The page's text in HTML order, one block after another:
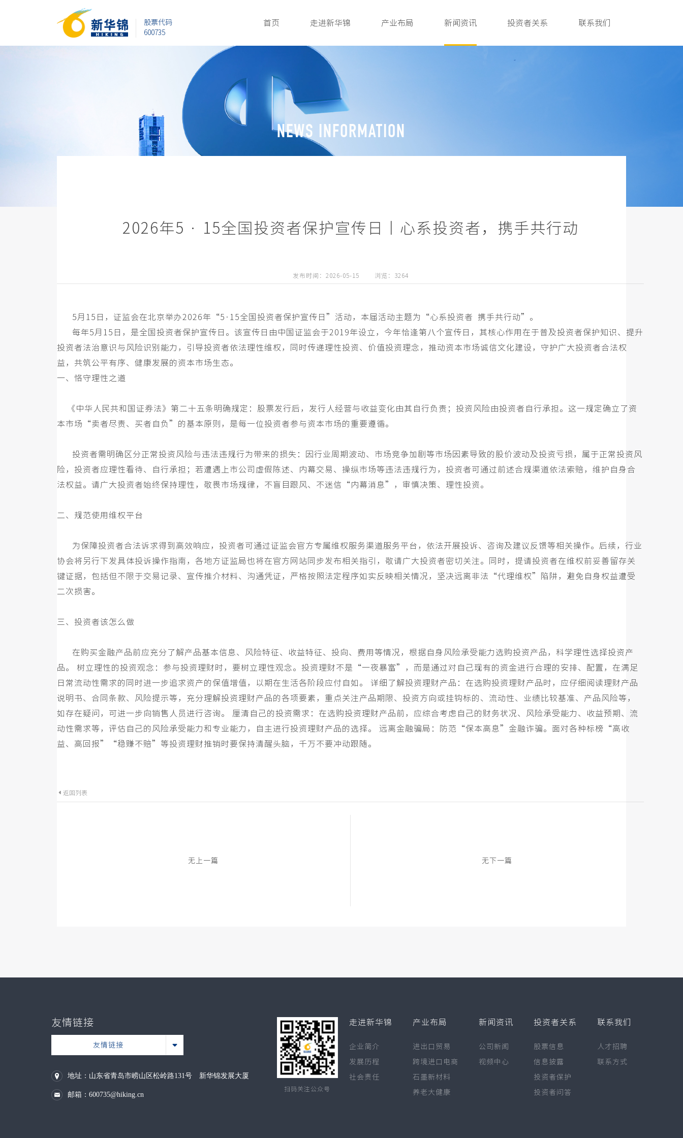
股票代码
600735
首页 走进新华锦 产业布局 新闻资讯 投资者关系 联系我们
NEWS INFORMATION
2026年5 · 15全国投资者保护宣传日丨心系投资者，携手共行动
发布时间：2026-05-15 浏览：3264
5月15日，证监会在北京举办2026年“5·15全国投资者保护宣传日”活动，本届活动主题为“心系投资者 携手共行动”。
每年5月15日，是全国投资者保护宣传日。该宣传日由中国证监会于2019年设立，今年恰逢第八个宣传日，其核心作用在于普及投资者保护知识、提升
投资者法治意识与风险识别能力，引导投资者依法理性维权，同时传递理性投资、价值投资理念，推动资本市场诚信文化建设，守护广大投资者合法权
益，共筑公平有序、健康发展的资本市场生态。
一、恪守理性之道
《中华人民共和国证券法》第二十五条明确规定：股票发行后，发行人经营与收益变化由其自行负责；投资风险由投资者自行承担。这一规定确立了资
本市场
“卖者尽责、买者自负 ” 的基本原则，是每一位投资者参与资本市场的重要遵循。
投资者需明确区分正常投资风险与违法违规行为带来的损失：因行业周期波动、市场竞争加剧等市场因素导致的股价波动及投资亏损，属于正常投资风
险，投资者应理性看待、自行承担；若遭遇上市公司虚假陈述、内幕交易、操纵市场等违法违规行为，投资者可通过前述合规渠道依法索赔，维护自身合
法权益。请广大投资者始终保持理性，敬畏市场规律，不盲目跟风、不迷信
“内幕消息 ” ，审慎决策、理性投资。
二、 规范使用维权平台
为保障投资者合法诉求得到高效响应，投资者可通过证监会官方专属维权服务渠道服务平台，依法开展投诉、咨询及建议反馈等相关操作。后续，行业
协会将另行下发具体投诉操作指南，各地方证监局也将在官方网站同步发布相关指引，敬请广大投资者密切关注。同时，提请投资者在维权前妥善留存关
键证据，包括但不限于交易记录、宣传推介材料、沟通凭证，严格按照法定程序如实反映相关情况，坚决远离非法
“代理维权”陷阱，避免自身权益遭受
二次损害。
三、投资者该怎么做
在购买金融产品前应充分了解产品基本信息、风险特征、收益特征、投向、费用等情况，根据自身风险承受能力选购投资产品，科学理性选择投资产
品。
树立理性的投资观念：参与投资理财时，要树立理性观念。投资理财不是 “一夜暴富”
，而是通过对自己现有的资金进行合理的安排、配置，在满足
日常流动性需求的同时进一步追求资产的保值增值，以期在生活各阶段应付自如。 详细了解投资理财产品：在选购投资理财产品时，应仔细阅读理财产品
说明书、合同条款、风险提示等，充分理解投资理财产品的各项要素，重点关注产品期限、投资方向或挂钩标的、流动性、业绩比较基准、产品风险等，
如存在疑问，可进一步向销售人员进行咨询。 厘清自己的投资需求：在选购投资理财产品前，应综合考虑自己的财务状况、风险承受能力、收益预期、流
动性需求等，评估自己的风险承受能力和专业能力，自主进行投资理财产品的选择。 远离金融骗局：防范
“保本高息 ” 金融诈骗。面对各种标榜 “高收
益、高回报”“稳赚不赔” 等投资理财推销时要保持清醒头脑，千万不要冲动跟随。
返回列表
无上一篇 无下一篇
友情链接
友情链接
地址：山东省青岛市崂山区松岭路131号 新华锦发展大厦
邮箱：600735@hiking.cn
扫码关注公众号
走进新华锦
企业简介
发展历程
社会责任
产业布局
进出口贸易
跨境进口电商
石墨新材料
养老大健康
新闻资讯
公司新闻
视频中心
投资者关系
股票信息
信息披露
投资者保护
投资者问答
联系我们
人才招聘
联系方式